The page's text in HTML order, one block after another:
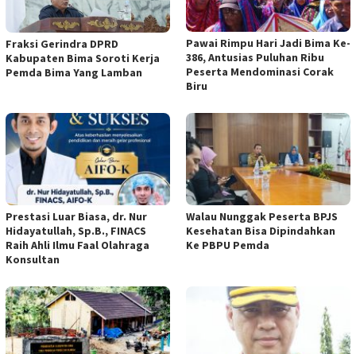
Fraksi Gerindra DPRD
Kabupaten Bima Soroti Kerja
Pemda Bima Yang Lamban
Pawai Rimpu Hari Jadi Bima Ke-
386, Antusias Puluhan Ribu
Peserta Mendominasi Corak
Biru
Prestasi Luar Biasa, dr. Nur
Hidayatullah, Sp.B., FINACS
Raih Ahli Ilmu Faal Olahraga
Konsultan
Walau Nunggak Peserta BPJS
Kesehatan Bisa Dipindahkan
Ke PBPU Pemda